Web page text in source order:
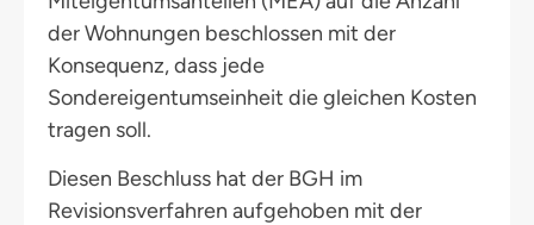
der Wohnungen beschlossen mit der
Konsequenz, dass jede
Sondereigentumseinheit die gleichen Kosten
tragen soll.
Diesen Beschluss hat der BGH im
Revisionsverfahren aufgehoben mit der